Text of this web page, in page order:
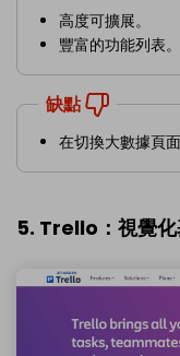
高度可擴展。
豐富的功能列表。
缺點
在切換大數據頁
5. Trello：視覺